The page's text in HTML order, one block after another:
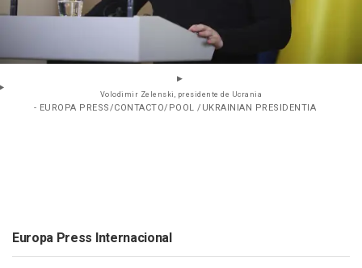
Volodimir Zelenski, presidente de Ucrania
- EUROPA PRESS/CONTACTO/POOL /UKRAINIAN PRESIDENTIA
Europa Press Internacional